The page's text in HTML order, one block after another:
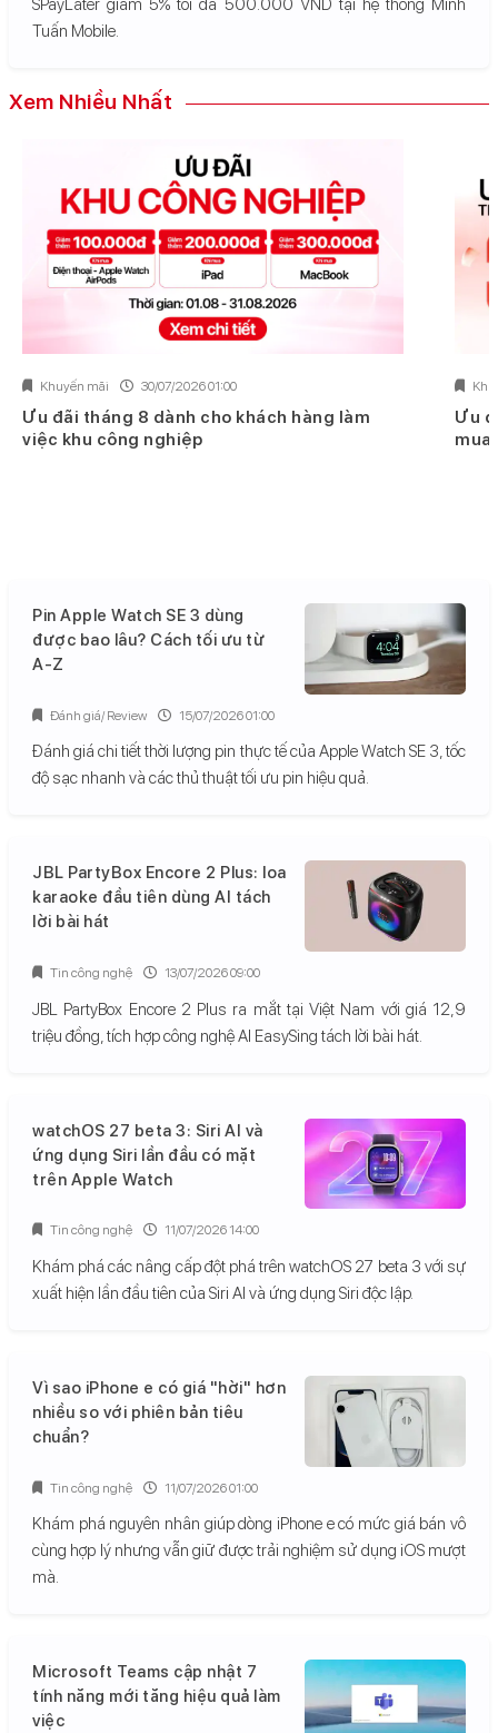
SPayLater giảm 5% tối đa 500.000 VND tại hệ thống Minh
Tuấn Mobile.
Xem Nhiều Nhất
Khuyến mãi 30/07/2026 01:00
Ưu đãi tháng 8 dành cho khách hàng làm
việc khu công nghiệp
Ưu
mua
Pin Apple Watch SE 3 dùng
được bao lâu? Cách tối ưu từ
A-Z
Đánh giá chi tiết thời lượng pin thực tế của Apple Watch SE 3, tốc
độ sạc nhanh và các thủ thuật tối ưu pin hiệu quả.
Đánh giá/ Review 15/07/2026 01:00
JBL PartyBox Encore 2 Plus: loa
karaoke đầu tiên dùng AI tách
lời bài hát
JBL PartyBox Encore 2 Plus ra mắt tại Việt Nam với giá 12,9
triệu đồng, tích hợp công nghệ AI EasySing tách lời bài hát.
Tin công nghệ 13/07/2026 09:00
watchOS 27 beta 3: Siri AI và
ứng dụng Siri lần đầu có mặt
trên Apple Watch
Khám phá các nâng cấp đột phá trên watchOS 27 beta 3 với sự
xuất hiện lần đầu tiên của Siri AI và ứng dụng Siri độc lập.
Tin công nghệ 11/07/2026 14:00
Vì sao iPhone e có giá "hời" hơn
nhiều so với phiên bản tiêu
chuẩn?
Khám phá nguyên nhân giúp dòng iPhone e có mức giá bán vô
cùng hợp lý nhưng vẫn giữ được trải nghiệm sử dụng iOS mượt
mà.
Tin công nghệ 11/07/2026 01:00
Microsoft Teams cập nhật 7
tính năng mới tăng hiệu quả làm
việc